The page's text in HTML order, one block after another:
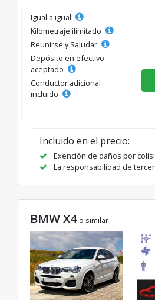
Igual a igual
Kilometraje ilimitado
Reunirse y Saludar
Depósito en efectivo
aceptado
Conductor adicional
incluido
Incluido en el precio:
Exención de daños por
La responsabilidad de
BMW X4 o similar